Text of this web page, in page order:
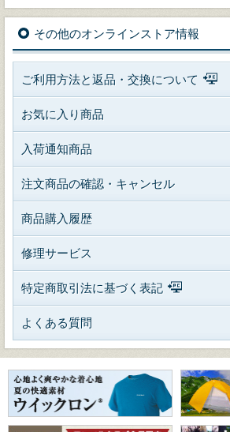
その他のオンラインストア情報
ご利用方法と返品・交換について
お気に入り商品
入荷通知商品
注文商品の確認・キャンセル
商品購入履歴
修理サービス
特定商取引法に基づく表記
よくある質問